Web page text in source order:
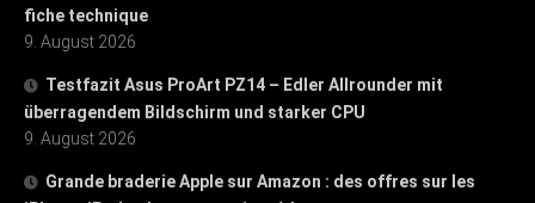
fiche technique
9. August 2026
Testfazit Asus ProArt PZ14 – Edler Allrounder mit
überragendem Bildschirm und starker CPU
9. August 2026
Grande braderie Apple sur Amazon : des offres sur les